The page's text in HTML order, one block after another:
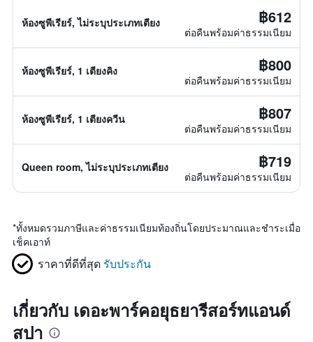
ห้องซูพีเรียร์, ไม่ระบุประเภทเตียง ฿612
ต่อคืนพร้อมค่าธรรมเนียม
ห้องซูพีเรียร์, 1 เตียงคิง ฿800
ต่อคืนพร้อมค่าธรรมเนียม
ห้องซูพีเรียร์, 1 เตียงควีน ฿807
ต่อคืนพร้อมค่าธรรมเนียม
Queen room, ไม่ระบุประเภทเตียง ฿719
ต่อคืนพร้อมค่าธรรมเนียม
*ทั้งหมดรวมภาษีและค่าธรรมเนียมท้องถิ่นโดยประมาณและชำระเมื่อ
เช็คเอาท์
ราคาที่ดีที่สุด รับประกัน
เกี่ยวกับ เดอะพาร์คอยุธยารีสอร์ทแอนด์
สปา